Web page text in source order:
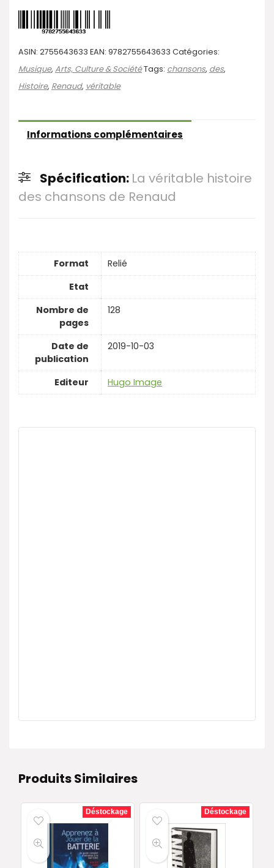
ASIN: 2755643633 EAN: 9782755643633 Catégories:
Musique, Arts, Culture & SociétéTags: chansons, des,
Histoire, Renaud, véritable
Informations complémentaires
Spécification: La véritable histoire
des chansons de Renaud
Format
Relié
Etat
Nombre de
pages
128
Date de
publication
2019-10-03
Editeur Hugo Image
Produits Similaires
Déstockage Déstockage